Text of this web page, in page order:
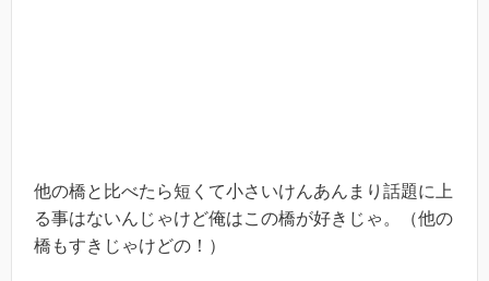
他の橋と比べたら短くて小さいけんあんまり話題に上
る事はないんじゃけど俺はこの橋が好きじゃ。（他の
橋もすきじゃけどの！）